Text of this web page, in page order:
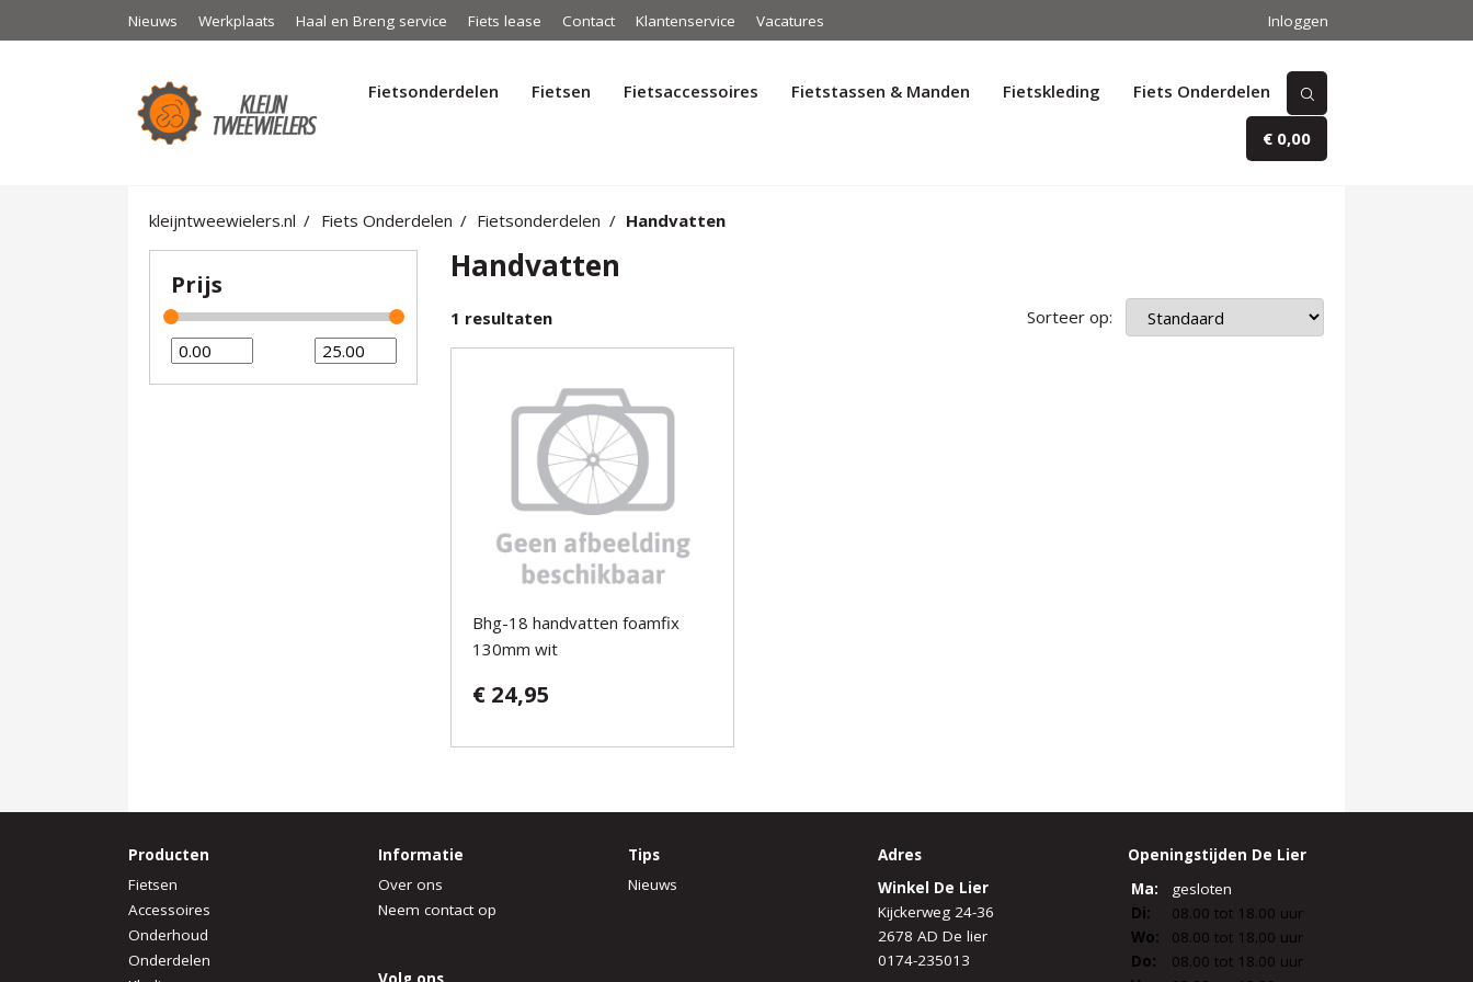
Nieuws Werkplaats Haal en Breng service Fiets lease Contact Klantenservice Vacatures Inloggen
Fietsonderdelen Fietsen Fietsaccessoires Fietstassen & Manden Fietskleding Fiets Onderdelen
€ 0,00
kleijntweewielers.nl Fiets Onderdelen Fietsonderdelen Handvatten
Prijs Handvatten
1 resultaten Sorteer op:
Bhg-18 handvatten foamfix
130mm wit
€ 24,95
Producten
Fietsen
Accessoires
Onderhoud
Onderdelen
Informatie
Over ons
Neem contact op
Tips
Nieuws
Adres
Winkel De Lier
Kijckerweg 24-36
2678 AD De lier
0174-235013
Openingstijden De Lier
Ma:
gesloten
Di:
08.00 tot 18.00 uur
Wo:
08.00 tot 18.00 uur
Do:
08.00 tot 18.00 uur